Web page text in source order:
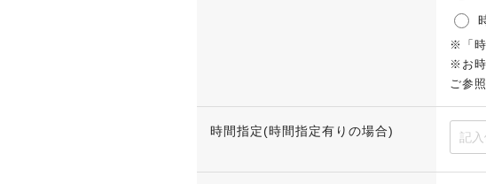
※「時
※お時
ご参
時間指定(時間指定有りの場合)